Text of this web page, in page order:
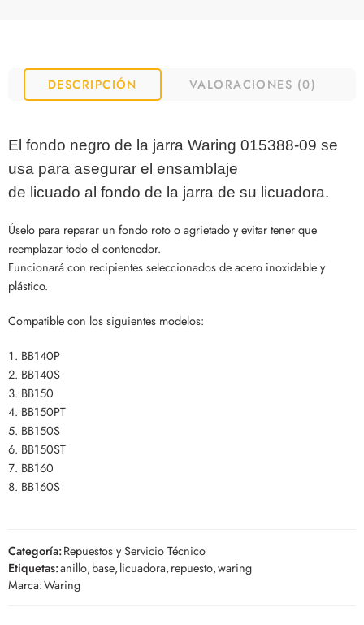
DESCRIPCIÓN VALORACIONES (0)
El fondo negro de la jarra Waring 015388-09 se
usa para asegurar el ensamblaje
de licuado al fondo de la jarra de su licuadora.
Úselo para reparar un fondo roto o agrietado y evitar tener que
reemplazar todo el contenedor.
Funcionará con recipientes seleccionados de acero inoxidable y
plástico.
Compatible con los siguientes modelos:
BB140P
BB140S
BB150
BB150PT
BB150S
BB150ST
BB160
BB160S
Categoría:Repuestos y Servicio Técnico
Etiquetas:anillo,base,licuadora,repuesto,waring
Marca:Waring